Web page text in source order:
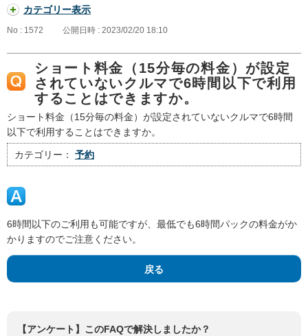
カテゴリー表示
No : 1572 公開日時 : 2023/02/20 18:10
ショート料金（15分毎の料金）が設定
されていないクルマで6時間以下で利用
することはできますか。
ショート料金（15分毎の料金）が設定されていないクルマで6時間
以下で利用することはできますか。
カテゴリー： 予約
6時間以下のご利用も可能ですが、最低でも6時間パックの料金がか
かりますのでご注意ください。
戻る
【アンケート】このFAQで解決しましたか？